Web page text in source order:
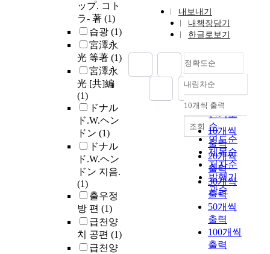
ップ. コト
ラ- 著 (1)
습광 (1)
宮澤永
光 等著 (1)
宮澤永
光 [共]編
(1)
ドナル
ド.W.ヘン
ドン (1)
ドナル
ド.W.ヘン
ドン 지음.
(1)
출우정
방 편 (1)
급천양
치 공편 (1)
급천양
내보내기
내책장담기
한글로보기
정확도순
정확도
순
인기도
순
연도순
제목순
저자순
발행기
관순
내림차순
내림차순
10개씩 출력
10개씩
출력
20개씩
출력
30개씩
출력
50개씩
출력
100개씩
출력
조회